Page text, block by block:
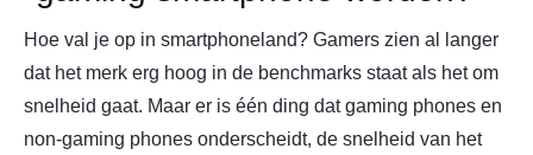
Hoe val je op in smartphoneland? Gamers zien al langer
dat het merk erg hoog in de benchmarks staat als het om
snelheid gaat. Maar er is één ding dat gaming phones en
non-gaming phones onderscheidt, de snelheid van het